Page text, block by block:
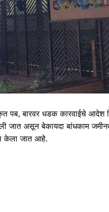
पब, बारवर धडक कारवाईचे आदेश
जात असून बेकायदा बांधकाम
केला जात आहे.